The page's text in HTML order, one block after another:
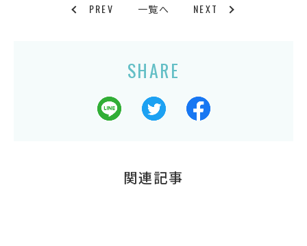
PREV 一覧へ NEXT
SHARE
関連記事